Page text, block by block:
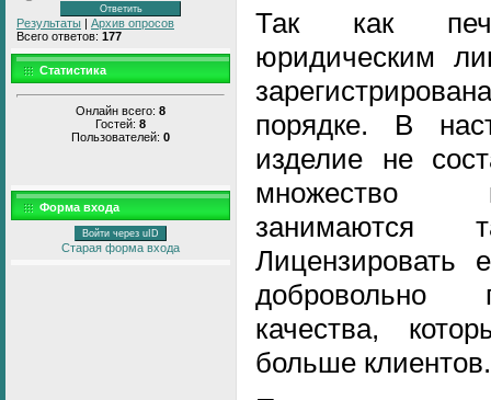
Результаты | Архив опросов
Всего ответов: 177
Статистика
Онлайн всего: 8
Гостей: 8
Пользователей: 0
Форма входа
Войти через uID
Старая форма входа
Так как
юридическим
порядке. В
изделие не
множество
занимаются
добровольно
качества,
больше клиентов.